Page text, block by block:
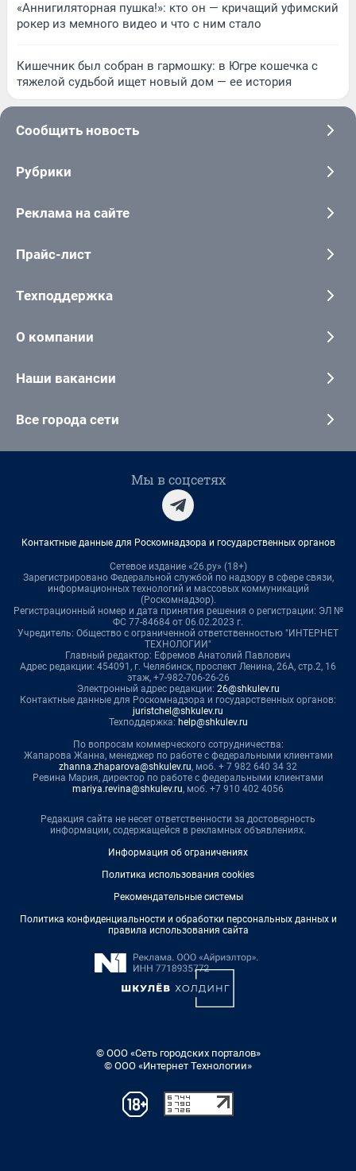
«Аннигиляторная пушка!»: кто он — кричащий уфимский
рокер из мемного видео и что с ним стало
Кишечник был собран в гармошку: в Югре кошечка с
тяжелой судьбой ищет новый дом — ее история
Сообщить новость
Рубрики
Реклама на сайте
Прайс-лист
Техподдержка
О компании
Наши вакансии
Все города сети
Мы в соцсетях
Контактные данные для Роскомнадзора и государственных органов
Сетевое издание «26.ру» (18+)
Зарегистрировано Федеральной службой по надзору в сфере связи,
информационных технологий и массовых коммуникаций
(Роскомнадзор).
Регистрационный номер и дата принятия решения о регистрации: ЭЛ №
ФС 77-84684 от 06.02.2023 г.
Учредитель: Общество с ограниченной ответственностью "ИНТЕРНЕТ
ТЕХНОЛОГИИ"
Главный редактор: Ефремов Анатолий Павлович
Адрес редакции: 454091, г. Челябинск, проспект Ленина, 26А, стр.2, 16
этаж, +7-982-706-26-26
Электронный адрес редакции: 26@shkulev.ru
Контактные данные для Роскомнадзора и государственных органов:
juristchel@shkulev.ru
Техподдержка: help@shkulev.ru
По вопросам коммерческого сотрудничества:
Жапарова Жанна, менеджер по работе с федеральными клиентами
zhanna.zhaparova@shkulev.ru, моб. + 7 982 640 34 32
Ревина Мария, директор по работе с федеральными клиентами
mariya.revina@shkulev.ru, моб. +7 910 402 4056
Редакция сайта не несет ответственности за достоверность
информации, содержащейся в рекламных объявлениях.
Информация об ограничениях
Политика использования cookies
Рекомендательные системы
Политика конфиденциальности и обработки персональных данных и
правила использования сайта
© ООО «Сеть городских порталов»
© ООО «Интернет Технологии»